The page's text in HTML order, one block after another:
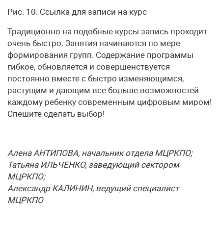
Рис. 10. Ссылка для записи на курс
Традиционно на подобные курсы запись проходит
очень быстро. Занятия начинаются по мере
формирования групп. Содержание программы
гибкое, обновляется и совершенствуется
постоянно вместе с быстро изменяющимся,
растущим и дающим все больше возможностей
каждому ребенку современным цифровым миром!
Спешите сделать выбор!
Алена АНТИПОВА, начальник отдела МЦРКПО;
Татьяна ИЛЬЧЕНКО, заведующий сектором
МЦРКПО;
Александр КАЛИНИН, ведущий специалист
МЦРКПО